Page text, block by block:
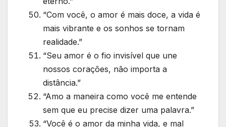
“Com você, o amor é mais doce, a vida é
mais vibrante e os sonhos se tornam
realidade.”
“Seu amor é o fio invisível que une
nossos corações, não importa a
distância.”
“Amo a maneira como você me entende
sem que eu precise dizer uma palavra.”
“Você é o amor da minha vida, e mal